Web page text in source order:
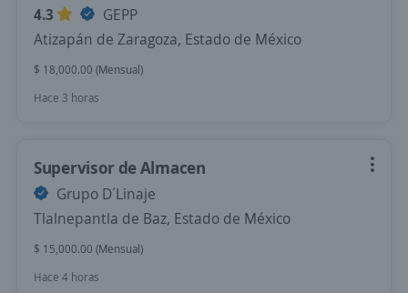
4.3
GEPP
Atizapán de Zaragoza, Estado de México
$ 18,000.00 (Mensual)
Hace 3 horas
Supervisor de Almacen
Grupo D´Linaje
Tlalnepantla de Baz, Estado de México
$ 15,000.00 (Mensual)
Hace 4 horas